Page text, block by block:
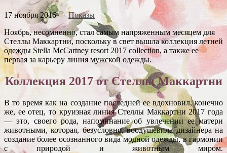
17 ноября 2016 Показы
Ноябрь, несомненно, стал самым напряженным месяцем для
Стеллы Маккартни, поскольку в свет вышла коллекция летней
одежды Stella McCartney resort 2017 collection, а также ее
первая за карьеру линия мужской одежды.
Коллекция 2017 от Стеллы Маккартни
В то время как на создание последней ее вдохновил, конечно
же, ее отец, то круизная линия Стеллы Маккартни 2017 года
— это, своего рода, напоминание об увлечении ее матери
животными, которая, безусловно, воодушевила дизайнера на
создание более осознанного вида модной одежды, в гармонии
с природой и животным миром.